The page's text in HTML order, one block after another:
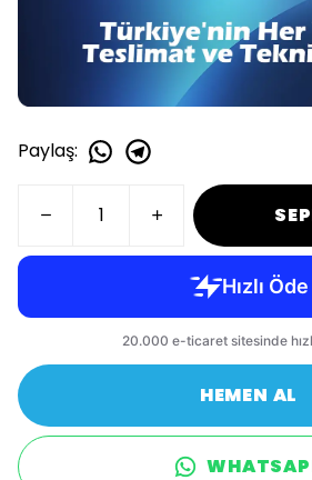
Paylaş:
HEMEN AL